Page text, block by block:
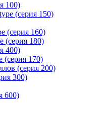
100)
(серия 150)
(серия 160)
(серия 180)
400)
(серия 170)
(серия 200)
300)
600)